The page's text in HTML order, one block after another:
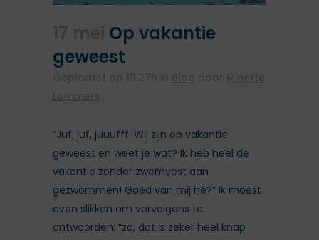
Op vakantie
geweest
“Juf, juf, juuufff. Wij zijn op vakantie
geweest en weet je wat? Ik heb heel de
vakantie zonder zwemvest aan
gezwommen! Goed van mij hè?” Ik moest
even slikken om vervolgens te
antwoorden: “zo, dat is zeker heel knap